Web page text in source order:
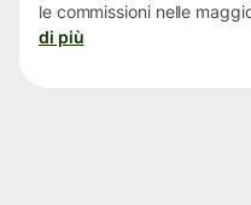
le commissioni nelle
di più